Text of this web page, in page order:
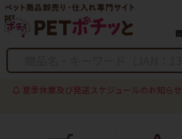
夏季休業及び発送スケジュールのお知らせ